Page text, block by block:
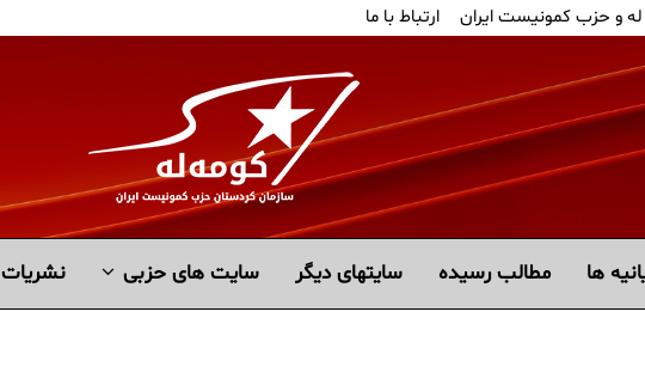
و حزب کمونیست ایران ارتباط با ما
ها مطالب رسیده سايتهاى ديگر سایت های حزبی نشریات